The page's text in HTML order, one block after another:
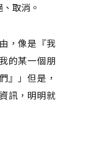
取消。
，像是『我
的某一個朋
』」但是，
訊，明明就